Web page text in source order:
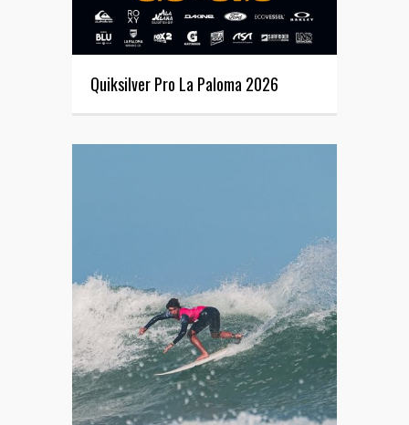
Quiksilver Pro La Paloma 2026